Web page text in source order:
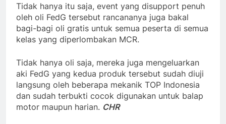
Tidak hanya itu saja, event yang disupport penuh
oleh oli FedG tersebut rancananya juga bakal
bagi-bagi oli gratis untuk semua peserta di semua
kelas yang diperlombakan MCR.
Tidak hanya oli saja, mereka juga mengeluarkan
aki FedG yang kedua produk tersebut sudah diuji
langsung oleh beberapa mekanik TOP Indonesia
dan sudah terbukti cocok digunakan untuk balap
motor maupun harian. CHR